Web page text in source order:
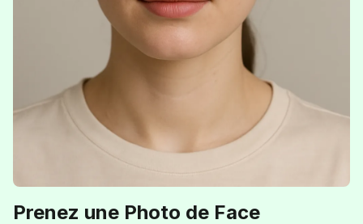
Prenez une Photo de Face